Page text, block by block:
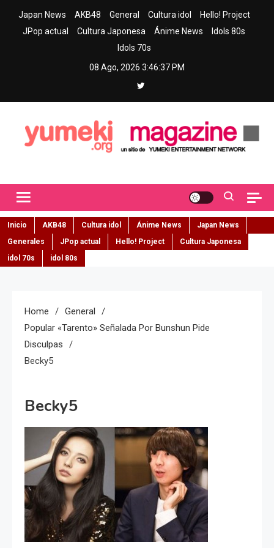
Japan News AKB48 General Cultura idol
Hello! Project
JPop actual
Cultura Japonesa Ánime News
Idols 80s
Idols 70s
08 Ago, 2026 3:46:38 PM
Inicio AKB48 Cultura idol Ánime News
Japan News
Generales
JPop actual Hello! Project
Cultura Japonesa
idol 70s
idol 80s
Home
General
Popular «tarento» Señalada Por Bunshun Pide
Disculpas
Becky5
Becky5